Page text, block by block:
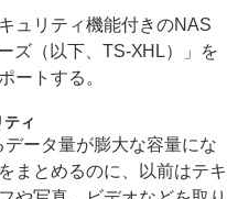
ュリティ機能付きのNAS
ズ（以下、TS-XHL）」を
ートする。
ィ
ータ量が膨大な容量にな
まとめるのに、以前はテキ